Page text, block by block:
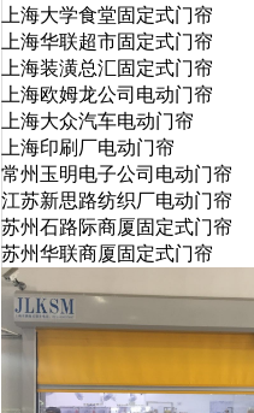
上海大学食堂固定式门帘
上海华联超市固定式门帘
上海装潢总汇固定式门帘
上海欧姆龙公司电动门帘
上海大众汽车电动门帘
上海印刷厂电动门帘
常州玉明电子公司电动门帘
江苏新思路纺织厂电动门帘
苏州石路际商厦固定式门帘
苏州华联商厦固定式门帘